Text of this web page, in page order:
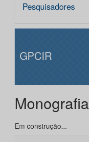
Pesquisadores
GPCIR
Monografia
Em construção...